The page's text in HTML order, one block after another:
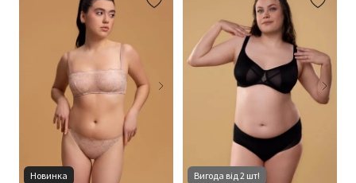
Новинка Вигода від 2 шт!